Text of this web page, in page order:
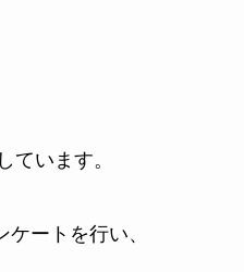
ています。
ートを行い、